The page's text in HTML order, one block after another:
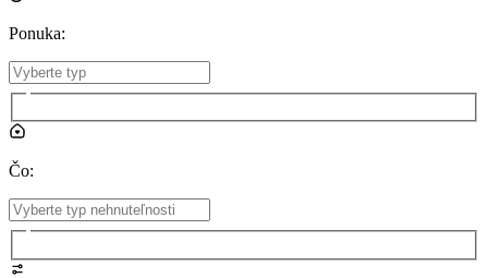
Ponuka:
Čo: